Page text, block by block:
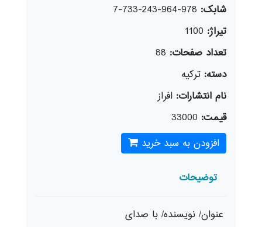
شابک: 978-964-243-733-7
تیراژ: 1100
تعداد صفحات: 88
دسته: ترکیه
نام انتشارات: افراز
قیمت: 33000
افزودن به سبد خرید
توضیحات
عنوان/ نویسنده/ با صدای